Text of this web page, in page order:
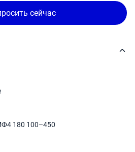
сейчас
180 100–450